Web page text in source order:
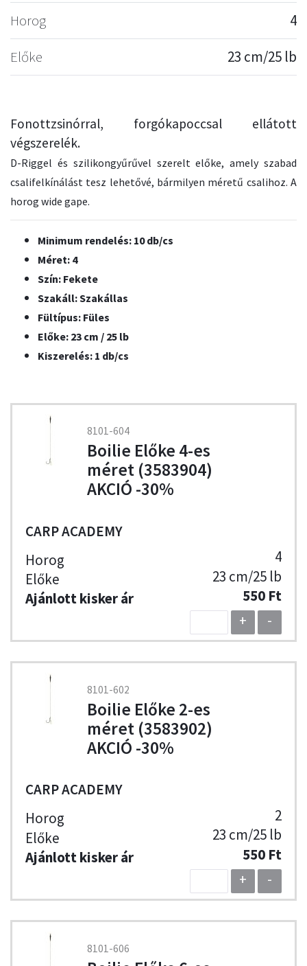
Horog
4
Előke
23 cm/25 lb
Fonottzsinórral, forgókapoccsal ellátott
végszerelék.
D-Riggel és szilikongyűrűvel szerelt előke, amely szabad
csalifelkínálást tesz lehetővé, bármilyen méretű csalihoz. A
horog wide gape.
Minimum rendelés: 10 db/cs
Méret: 4
Szín: Fekete
Szakáll: Szakállas
Fültípus: Füles
Előke: 23 cm / 25 lb
Kiszerelés: 1 db/cs
8101-604
Boilie Előke 4-es
méret (3583904)
AKCIÓ -30%
CARP ACADEMY
4
23 cm/25 lb
550 Ft
+
-
8101-602
Boilie Előke 2-es
méret (3583902)
AKCIÓ -30%
CARP ACADEMY
2
23 cm/25 lb
550 Ft
+
-
8101-606